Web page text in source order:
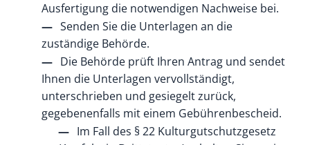
Ausfertigung die notwendigen Nachweise bei.
Senden Sie die Unterlagen an die
zuständige Behörde.
Die Behörde prüft Ihren Antrag und sendet
Ihnen die Unterlagen vervollständigt,
unterschrieben und gesiegelt zurück,
gegebenenfalls mit einem Gebührenbescheid.
Im Fall des § 22 Kulturgutschutzgesetz